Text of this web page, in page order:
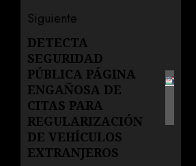
Siguiente
Siguiente
entrada:
DETECTA
SEGURIDAD
PÚBLICA PÁGINA
ENGAÑOSA DE
CITAS PARA
REGULARIZACIÓN
DE VEHÍCULOS
EXTRANJEROS